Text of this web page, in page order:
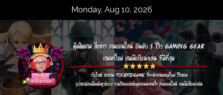
content
Monday, Aug 10, 2026